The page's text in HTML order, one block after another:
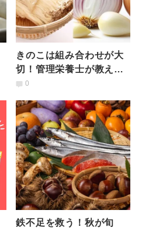
きのこは組み合わせが大
切！管理栄養士が教え
る、きのこの健康効果を
せ」
0
鉄不足を救う！秋が旬